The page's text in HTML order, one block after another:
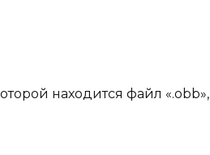
находится файл «.obb»,